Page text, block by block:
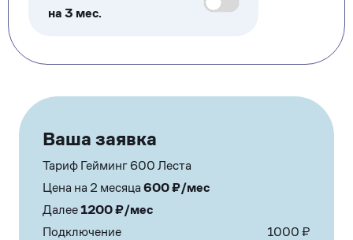
на 3 мес.
Ваша заявка
Тариф Гейминг 600 Леста
Цена на 2 месяца600₽/мес
Далее1200₽/мес
Подключение
1000₽